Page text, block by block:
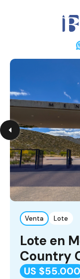
Venta Lote
Lote en
Country
US $55.000